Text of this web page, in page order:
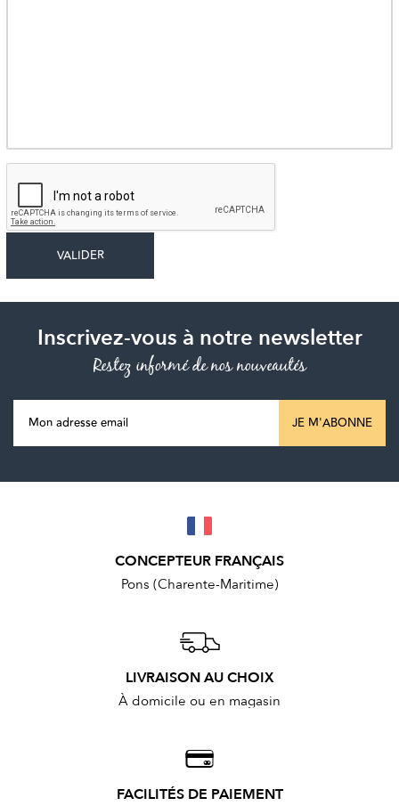
Inscrivez-vous à notre newsletter
Restez informé de nos nouveautés
JE M'ABONNE
CONCEPTEUR FRANÇAIS
Pons (Charente-Maritime)
LIVRAISON AU CHOIX
À domicile ou en magasin
FACILITÉS DE PAIEMENT